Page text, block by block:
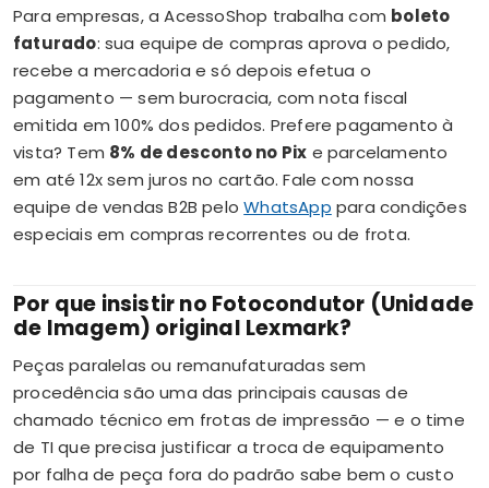
Para empresas, a AcessoShop trabalha com boleto
faturado: sua equipe de compras aprova o pedido,
recebe a mercadoria e só depois efetua o
pagamento — sem burocracia, com nota fiscal
emitida em 100% dos pedidos. Prefere pagamento à
vista? Tem 8% de desconto no Pix e parcelamento
em até 12x sem juros no cartão. Fale com nossa
equipe de vendas B2B peloWhatsApp para condições
especiais em compras recorrentes ou de frota.
Por que insistir no Fotocondutor (Unidade
de Imagem) original Lexmark?
Peças paralelas ou remanufaturadas sem
procedência são uma das principais causas de
chamado técnico em frotas de impressão — e o time
de TI que precisa justificar a troca de equipamento
por falha de peça fora do padrão sabe bem o custo